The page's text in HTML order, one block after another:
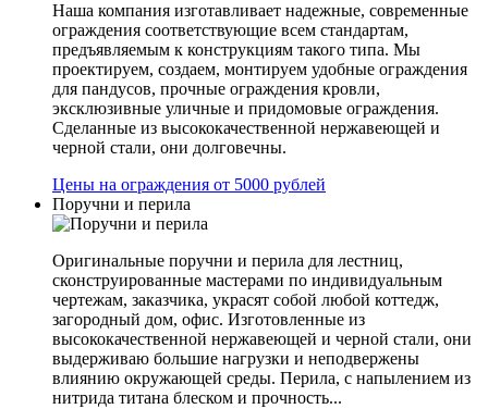
Наша компания изготавливает надежные, современные
ограждения соответствующие всем стандартам,
предъявляемым к конструкциям такого типа. Мы
проектируем, создаем, монтируем удобные ограждения
для пандусов, прочные ограждения кровли,
эксклюзивные уличные и придомовые ограждения.
Сделанные из высококачественной нержавеющей и
черной стали, они долговечны.
Цены на ограждения от 5000 рублей
Поручни и перила
Оригинальные поручни и перила для лестниц,
сконструированные мастерами по индивидуальным
чертежам, заказчика, украсят собой любой коттедж,
загородный дом, офис. Изготовленные из
высококачественной нержавеющей и черной стали, они
выдерживаю большие нагрузки и неподвержены
влиянию окружающей среды. Перила, с напылением из
нитрида титана блеском и прочность...